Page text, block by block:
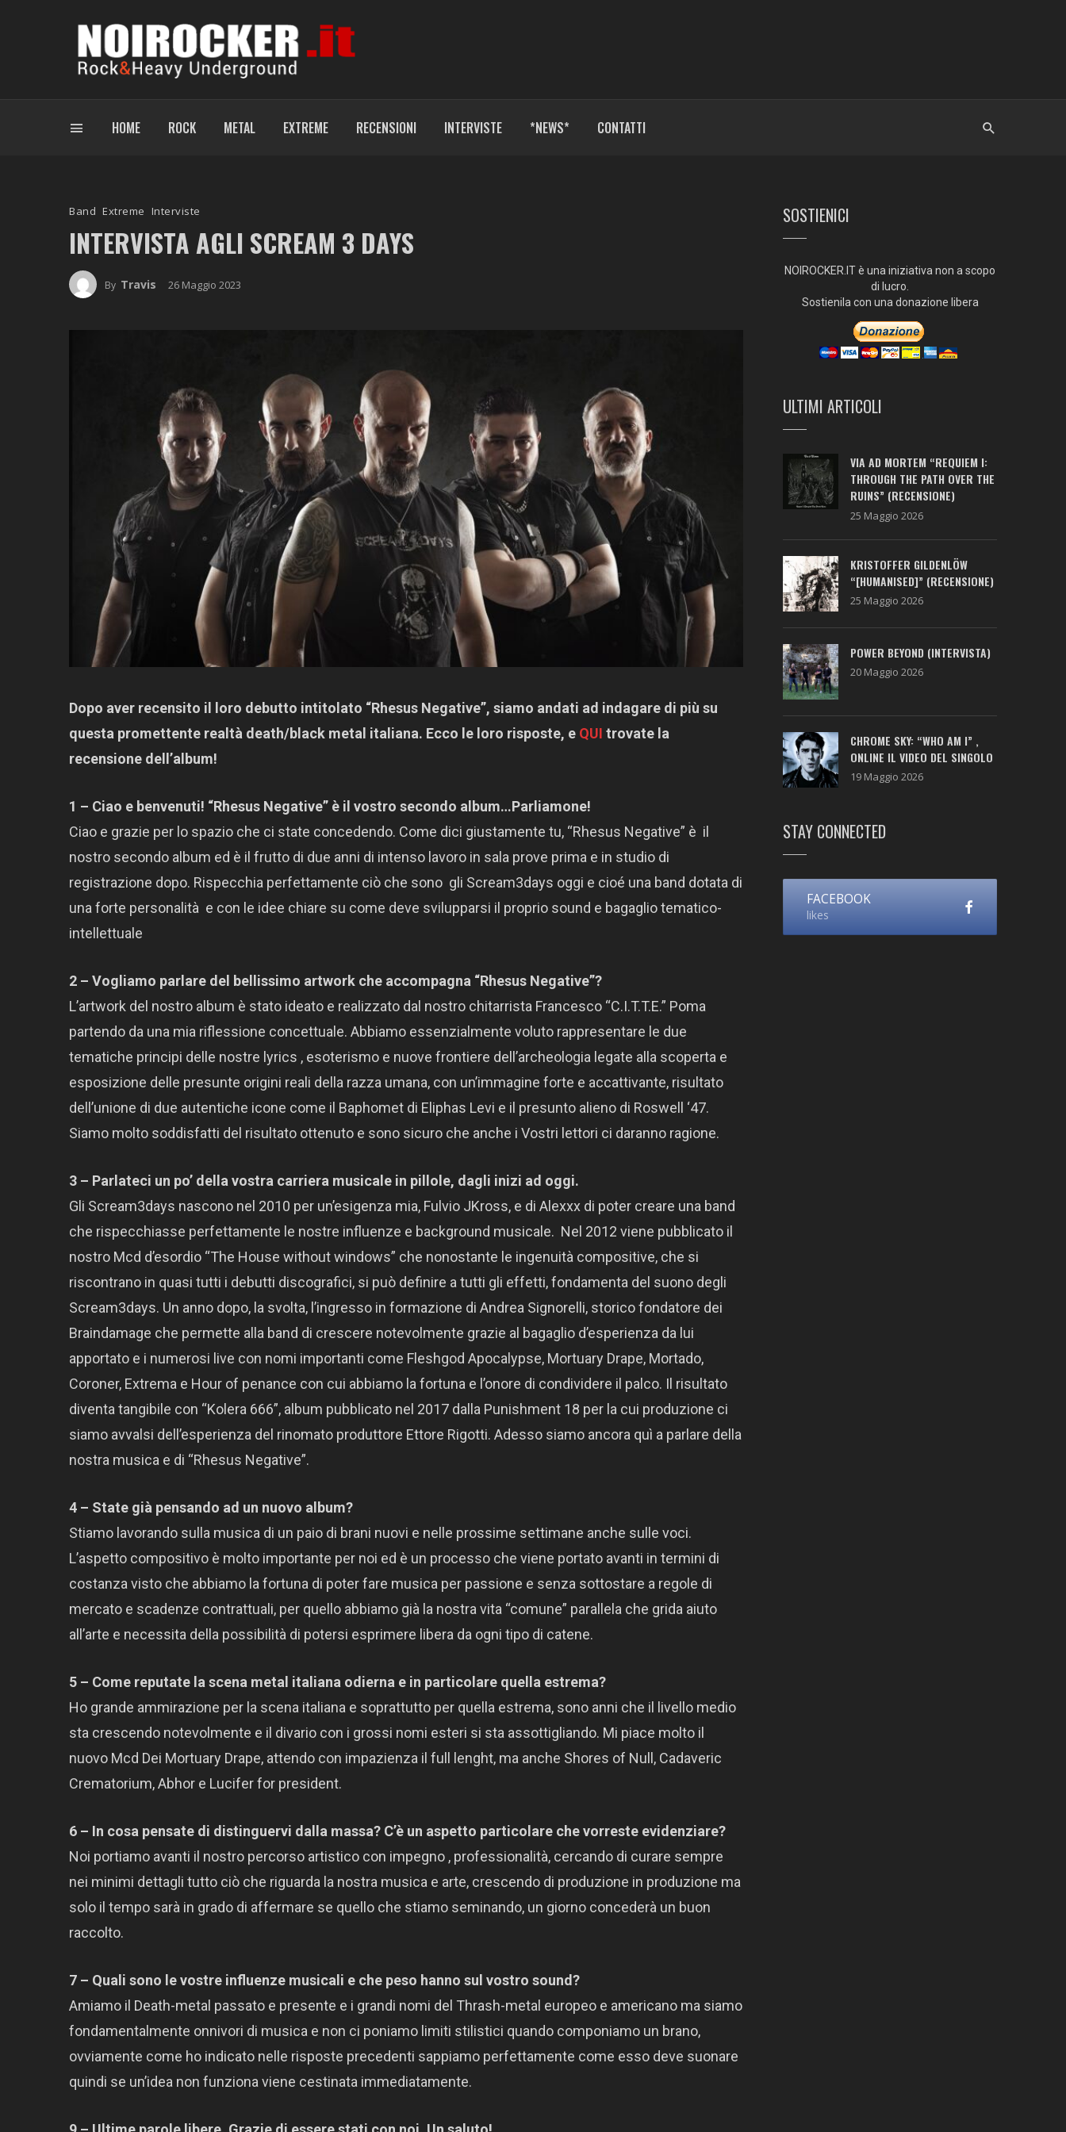
HOME ROCK METAL EXTREME RECENSIONI INTERVISTE *NEWS* CONTATTI
Band Extreme Interviste
INTERVISTA AGLI SCREAM 3 DAYS
By Travis 26 Maggio 2023
Dopo aver recensito il loro debutto intitolato “Rhesus Negative”, siamo andati ad indagare di più su
questa promettente realtà death/black metal italiana. Ecco le loro risposte, e QUI trovate la
recensione dell’album!
1 – Ciao e benvenuti! “Rhesus Negative” è il vostro secondo album…Parliamone!
Ciao e grazie per lo spazio che ci state concedendo. Come dici giustamente tu, “Rhesus Negative” è il
nostro secondo album ed è il frutto di due anni di intenso lavoro in sala prove prima e in studio di
registrazione dopo. Rispecchia perfettamente ciò che sono gli Scream3days oggi e cioé una band dotata di
una forte personalità e con le idee chiare su come deve svilupparsi il proprio sound e bagaglio tematico-
intellettuale
2 – Vogliamo parlare del bellissimo artwork che accompagna “Rhesus Negative”?
L’artwork del nostro album è stato ideato e realizzato dal nostro chitarrista Francesco “C.I.T.T.E.” Poma
partendo da una mia riflessione concettuale. Abbiamo essenzialmente voluto rappresentare le due
tematiche principi delle nostre lyrics , esoterismo e nuove frontiere dell’archeologia legate alla scoperta e
esposizione delle presunte origini reali della razza umana, con un’immagine forte e accattivante, risultato
dell’unione di due autentiche icone come il Baphomet di Eliphas Levi e il presunto alieno di Roswell ‘47.
Siamo molto soddisfatti del risultato ottenuto e sono sicuro che anche i Vostri lettori ci daranno ragione.
3 – Parlateci un po’ della vostra carriera musicale in pillole, dagli inizi ad oggi.
Gli Scream3days nascono nel 2010 per un’esigenza mia, Fulvio JKross, e di Alexxx di poter creare una band
che rispecchiasse perfettamente le nostre influenze e background musicale. Nel 2012 viene pubblicato il
nostro Mcd d’esordio “The House without windows” che nonostante le ingenuità compositive, che si
riscontrano in quasi tutti i debutti discografici, si può definire a tutti gli effetti, fondamenta del suono degli
Scream3days. Un anno dopo, la svolta, l’ingresso in formazione di Andrea Signorelli, storico fondatore dei
Braindamage che permette alla band di crescere notevolmente grazie al bagaglio d’esperienza da lui
apportato e i numerosi live con nomi importanti come Fleshgod Apocalypse, Mortuary Drape, Mortado,
Coroner, Extrema e Hour of penance con cui abbiamo la fortuna e l’onore di condividere il palco. Il risultato
diventa tangibile con “Kolera 666”, album pubblicato nel 2017 dalla Punishment 18 per la cui produzione ci
siamo avvalsi dell’esperienza del rinomato produttore Ettore Rigotti. Adesso siamo ancora quì a parlare della
nostra musica e di “Rhesus Negative”.
4 – State già pensando ad un nuovo album?
Stiamo lavorando sulla musica di un paio di brani nuovi e nelle prossime settimane anche sulle voci.
L’aspetto compositivo è molto importante per noi ed è un processo che viene portato avanti in termini di
costanza visto che abbiamo la fortuna di poter fare musica per passione e senza sottostare a regole di
mercato e scadenze contrattuali, per quello abbiamo già la nostra vita “comune” parallela che grida aiuto
all’arte e necessita della possibilità di potersi esprimere libera da ogni tipo di catene.
5 – Come reputate la scena metal italiana odierna e in particolare quella estrema?
Ho grande ammirazione per la scena italiana e soprattutto per quella estrema, sono anni che il livello medio
sta crescendo notevolmente e il divario con i grossi nomi esteri si sta assottigliando. Mi piace molto il
nuovo Mcd Dei Mortuary Drape, attendo con impazienza il full lenght, ma anche Shores of Null, Cadaveric
Crematorium, Abhor e Lucifer for president.
6 – In cosa pensate di distinguervi dalla massa? C’è un aspetto particolare che vorreste evidenziare?
Noi portiamo avanti il nostro percorso artistico con impegno , professionalità, cercando di curare sempre
nei minimi dettagli tutto ciò che riguarda la nostra musica e arte, crescendo di produzione in produzione ma
solo il tempo sarà in grado di affermare se quello che stiamo seminando, un giorno concederà un buon
raccolto.
7 – Quali sono le vostre influenze musicali e che peso hanno sul vostro sound?
Amiamo il Death-metal passato e presente e i grandi nomi del Thrash-metal europeo e americano ma siamo
fondamentalmente onnivori di musica e non ci poniamo limiti stilistici quando componiamo un brano,
ovviamente come ho indicato nelle risposte precedenti sappiamo perfettamente come esso deve suonare
quindi se un’idea non funziona viene cestinata immediatamente.
SOSTIENICI
NOIROCKER.IT è una iniziativa non a scopo
di lucro.
Sostienila con una donazione libera
ULTIMI ARTICOLI
VIA AD MORTEM “REQUIEM I:
THROUGH THE PATH OVER THE
RUINS” (RECENSIONE)
25 Maggio 2026
KRISTOFFER GILDENLÖW
“[HUMANISED]” (RECENSIONE)
25 Maggio 2026
POWER BEYOND (INTERVISTA)
20 Maggio 2026
CHROME SKY: “WHO AM I” ,
ONLINE IL VIDEO DEL SINGOLO
19 Maggio 2026
STAY CONNECTED
FACEBOOK
likes